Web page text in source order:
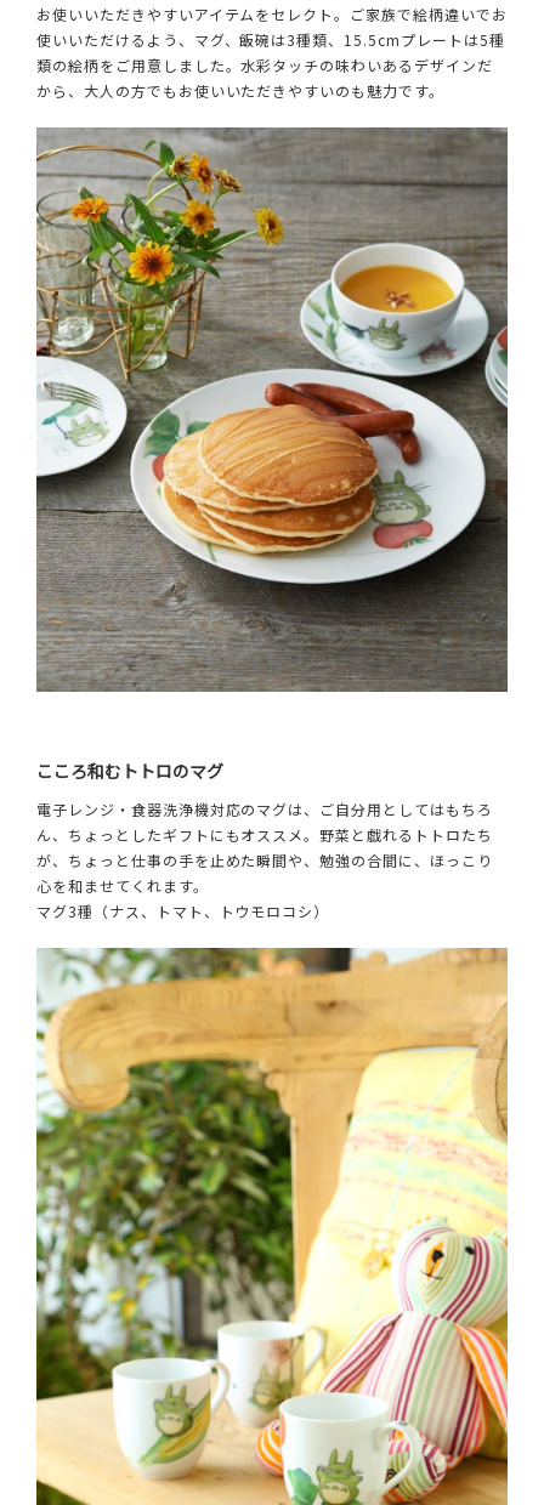
お使いいただきやすいアイテムをセレクト。ご家族で絵柄違いでお
使いいただけるよう、マグ、飯碗は3種類、15.5cmプレートは5種
類の絵柄をご用意しました。水彩タッチの味わいあるデザインだ
から、大人の方でもお使いいただきやすいのも魅力です。
こころ和むトトロのマグ
電子レンジ・食器洗浄機対応のマグは、ご自分用としてはもちろ
ん、ちょっとしたギフトにもオススメ。野菜と戯れるトトロたち
が、ちょっと仕事の手を止めた瞬間や、勉強の合間に、ほっこり
心を和ませてくれます。
マグ3種（ナス、トマト、トウモロコシ）